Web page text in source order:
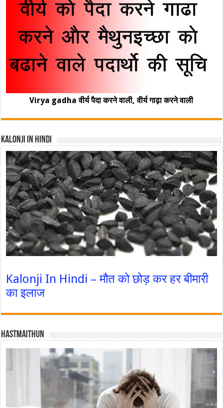
Virya gadha वीर्य पैदा करने वाली, वीर्य गाढ़ा करने वाली
Kalonji In Hindi
Kalonji In Hindi – मौत को छोड़ कर हर बीमारी
का इलाज
Hastmaithun